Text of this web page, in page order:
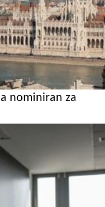
nominiran za